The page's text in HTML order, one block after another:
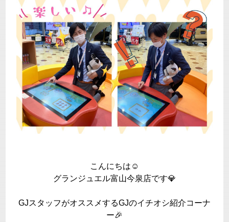
こんにちは☺
グランジュエル富山今泉店です💎
GJスタッフがオススメするGJのイチオシ紹介コーナ
ー🎉